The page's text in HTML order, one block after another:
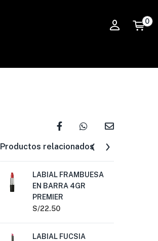
0
Productos relacionados
LABIAL FRAMBUESA
EN BARRA 4GR
PREMIER
S/22.50
LABIAL FUCSIA